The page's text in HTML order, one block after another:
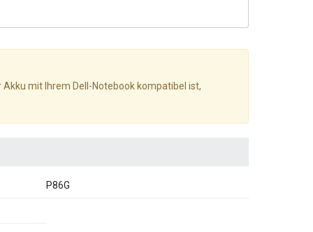
Akku mit Ihrem Dell-Notebook kompatibel ist,
P86G